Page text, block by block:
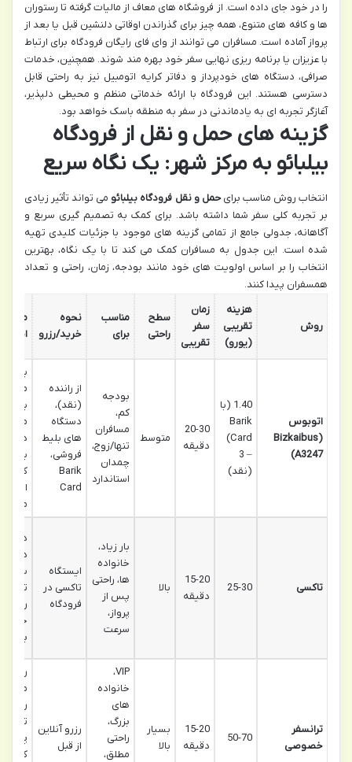
را در خود جای داده است. از فروشگاه های معاف از مالیات گرفته تا رستوران
ها و کافه های متنوع، همه چیز برای گذراندن اوقاتی دلنشین قبل یا بعد از
پرواز آماده است. مسافران می توانند از وای فای رایگان فرودگاه برای ارتباط
با عزیزان یا برنامه ریزی نهایی سفر خود بهره مند شوند. همچنین، خدمات
صرافی، دستگاه های خودپرداز و دفاتر کرایه اتومبیل نیز به راحتی قابل
دسترسی هستند. این فرودگاه با ارائه خدماتی منظم و محیطی دلپذیر،
آغازگر تجربه ای به یادماندنی در سفر به منطقه باسک خواهد بود.
گزینه های حمل و نقل از فرودگاه
بیلبائو به مرکز شهر: یک نگاه سریع
انتخاب روش مناسب برایحمل و نقل فرودگاه بیلبائو می تواند تأثیر زیادی
بر تجربه کلی سفر شما داشته باشد. برای کمک به تصمیم گیری سریع و
آگاهانه، جدولی جامع از تمامی گزینه های موجود با جزئیات کلیدی تهیه
شده است. این جدول به مسافران کمک می کند تا با یک نگاه، بهترین
انتخاب را بر اساس اولویت های خود مانند بودجه، زمان، راحتی و تعداد
همسفران پیدا کنند.
روش
هزینه
تقریبی
(یورو)
زمان
سفر
تقریبی
سطح
راحتی
مناسب
برای
نحوه
خرید/رزرو
مزایای
اصلی
اتوبوس
(Bizkaibus
A3247)
1.40 (با
Barik
Card)
– 3
(نقد)
20-30
دقیقه
متوسط
بودجه
کم،
مسافران
تنها/زوج،
چمدان
استاندارد
از راننده
(نقد)،
دستگاه
های بلیط
فروشی،
Barik
Card
بسیار
به
منظم،
به
مترو
تاکسی 25-30
15-20
دقیقه
بالا
بار زیاد،
خانواده
ها، راحتی
پس از
پرواز،
سرعت
ایستگاه
تاکسی در
فرودگاه
درب
درب،
سریع
ترین،
راحتی
بودن
ترانسفر
خصوصی
50-70
15-20
دقیقه
بسیار
بالا
VIP،
خانواده
های
بزرگ،
راحتی
مطلق،
رزرو آنلاین
از قبل
راننده
منتظر،
رصد
تاخیر
پرواز،
کمک